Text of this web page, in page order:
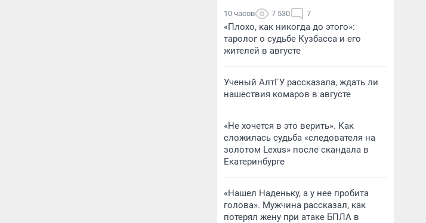
10 часов 7 530 7
«Плохо, как никогда до этого»:
таролог о судьбе Кузбасса и его
жителей в августе
Ученый АлтГУ рассказала, ждать ли
нашествия комаров в августе
«Не хочется в это верить». Как
сложилась судьба «следователя на
золотом Lexus» после скандала в
Екатеринбурге
«Нашел Наденьку, а у нее пробита
голова». Мужчина рассказал, как
потерял жену при атаке БПЛА в